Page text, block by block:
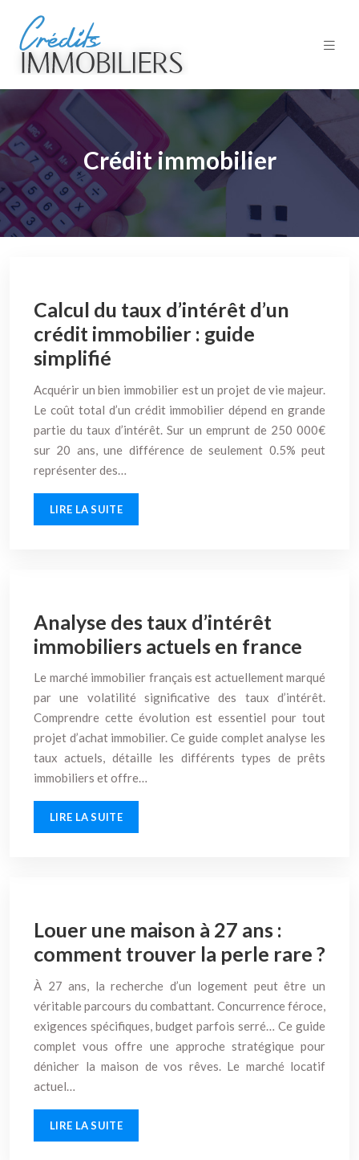
Crédit immobilier
Calcul du taux d’intérêt d’un
crédit immobilier : guide
simplifié
Acquérir un bien immobilier est un projet de vie majeur.
Le coût total d’un crédit immobilier dépend en grande
partie du taux d’intérêt. Sur un emprunt de 250 000€
sur 20 ans, une différence de seulement 0.5% peut
représenter des…
LIRE LA SUITE
Analyse des taux d’intérêt
immobiliers actuels en france
Le marché immobilier français est actuellement marqué
par une volatilité significative des taux d’intérêt.
Comprendre cette évolution est essentiel pour tout
projet d’achat immobilier. Ce guide complet analyse les
taux actuels, détaille les différents types de prêts
immobiliers et offre…
LIRE LA SUITE
Louer une maison à 27 ans :
comment trouver la perle rare ?
À 27 ans, la recherche d’un logement peut être un
véritable parcours du combattant. Concurrence féroce,
exigences spécifiques, budget parfois serré… Ce guide
complet vous offre une approche stratégique pour
dénicher la maison de vos rêves. Le marché locatif
actuel…
LIRE LA SUITE